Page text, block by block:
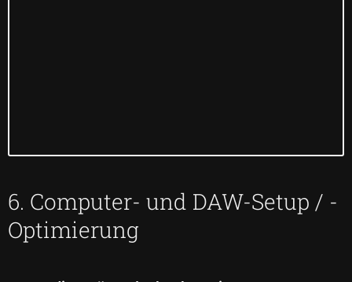
6. Computer- und DAW-Setup / -
Optimierung